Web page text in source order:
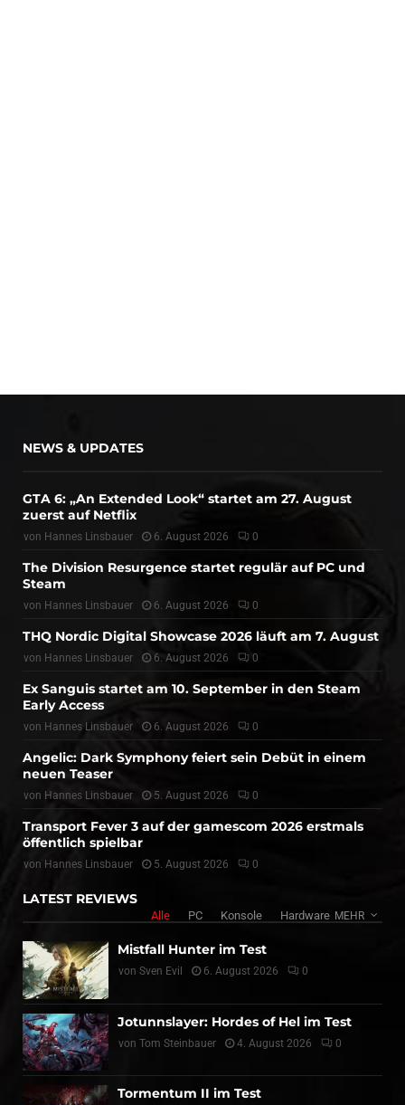
NEWS & UPDATES
GTA 6: „An Extended Look“ startet am 27. August
zuerst auf Netflix
von Hannes Linsbauer 6. August 2026 0
The Division Resurgence startet regulär auf PC und
Steam
von Hannes Linsbauer 6. August 2026 0
THQ Nordic Digital Showcase 2026 läuft am 7. August
von Hannes Linsbauer 6. August 2026 0
Ex Sanguis startet am 10. September in den Steam
Early Access
von Hannes Linsbauer 6. August 2026 0
Angelic: Dark Symphony feiert sein Debüt in einem
neuen Teaser
von Hannes Linsbauer 5. August 2026 0
Transport Fever 3 auf der gamescom 2026 erstmals
öffentlich spielbar
von Hannes Linsbauer 5. August 2026 0
LATEST REVIEWS
Alle PC Konsole Hardware MEHR
Mistfall Hunter im Test
von Sven Evil 6. August 2026 0
Jotunnslayer: Hordes of Hel im Test
von Tom Steinbauer 4. August 2026 0
Tormentum II im Test